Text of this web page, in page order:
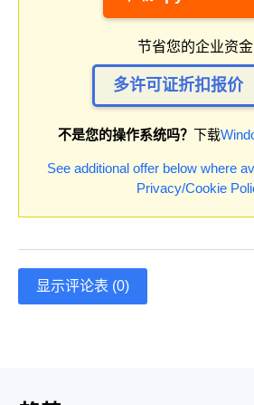
节省您的企业资金
多许可证折扣报价
不是您的操作系统吗？ 下载
See additional offer below where
Privacy/Cookie
显示评论表 (0)